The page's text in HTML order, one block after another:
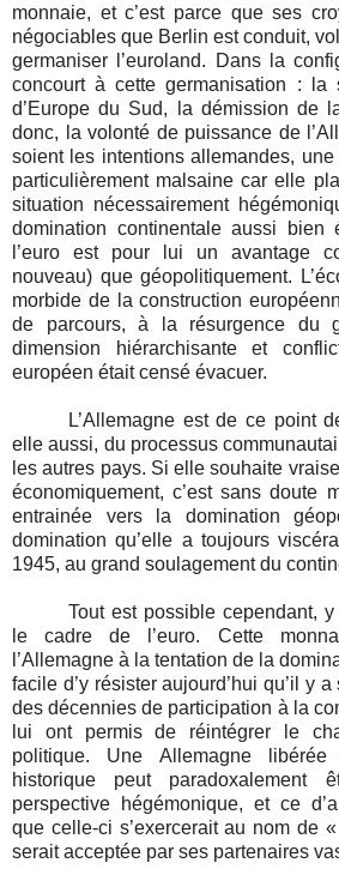
monnaie, et c’est parce que ses
négociables que Berlin est conduit,
germaniser l’euroland. Dans la
concourt à cette germanisation : la
d’Europe du Sud, la démission de
donc, la volonté de puissance de
soient les intentions allemandes,
particulièrement malsaine car elle
situation nécessairement
domination continentale aussi bien
l’euro est pour lui un avantage
nouveau) que géopolitiquement.
morbide de la construction
de parcours, à la résurgence du
dimension hiérarchisante et
européen était censé évacuer.
L’Allemagne est de ce point
elle aussi, du processus
les autres pays. Si elle souhaite
économiquement, c’est sans doute
entrainée vers la domination
domination qu’elle a toujours
1945, au grand soulagement du
Tout est possible cependant,
le cadre de l’euro. Cette
l’Allemagne à la tentation de la
facile d’y résister aujourd’hui qu’il y
des décennies de participation à la
lui ont permis de réintégrer le
politique. Une Allemagne
historique peut paradoxalement
perspective hégémonique, et ce
que celle-ci s’exercerait au nom de
serait acceptée par ses partenaires